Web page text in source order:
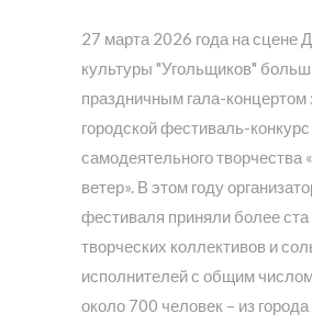
27 марта 2026 года на сцене
культуры "Угольщиков"
праздничным гала-
городской фестиваль-конкурс
самодеятельного
ветер». В этом году
фестиваля приняли более ста
творческих коллективов и
исполнителей с общим
около 700 человек – из